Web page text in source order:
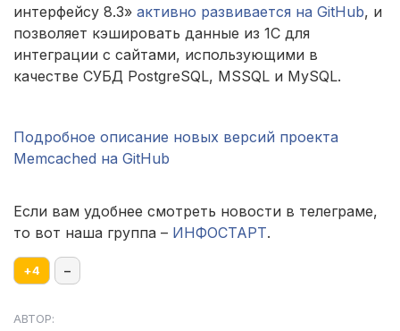
интерфейсу 8.3» активно развивается на GitHub, и
позволяет кэшировать данные из 1С для
интеграции с сайтами, использующими в
качестве СУБД PostgreSQL, MSSQL и MySQL.
Подробное описание новых версий проекта
Memcached на GitHub
Если вам удобнее смотреть новости в телеграме,
то вот наша группа – ИНФОСТАРТ.
+4 –
АВТОР: